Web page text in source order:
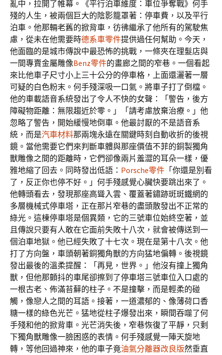
亂中，拉開了帷幕。《平行泊車維度：車位爭奪戰》何手
殘的人生，被兩個巨大的陰影籠罩著：停車費，以及平行
泊車。他那輛老舊的掀背車，彷彿繼承了他所有的駕駛焦
慮，從未在他需要時德系車零件提供過任何幫助。今天，
他面臨的是城市傳說中最恐怖的挑戰，一條夾在理髮店與
一間專賣金屬雕像Benz零件的畫廊之間的窄巷。一個看起
來比他車子尺寸小上三十公分的停車格，上面還灑著一層
可疑的白色粉末。何手殘深吸一口氣。將車子打了倒檔。
他的車載語音系統發出了令人不快的女聲：「警告，後方
障礙物距離：無限趨近於零。」「請考慮放棄治療。」他
忽略了警告，開始緩慢地倒車。他最討厭的不是語音系
統，而是汽車材料那兩塊永遠在關鍵時刻自動收折的後視
鏡。當他需要它們來判斷車體與那座價值不菲的銅製獨角
獸雕像之間的距離時，它們卻像兩片羞澀的耳朵一樣，優
雅地縮了回去。同時發出低語： Porsche零件 「你還是別看
了，反正你也停不好。」何手殘感覺心臟快要跳出來了。
他轉頭看去，發現那座高聳入雲、覆蓋著鏽跡斑斑鐵網的
多層機械式停車塔，正在那片窄巷的盡頭散發出不正常的
綠光。這棟停車塔是個異類，它的三號車位始終空著，並
且傳說只要有人敢在它面前失敗十八次，就會被傳送到一
個泊車地獄。他已經失敗了十七次。現在是第十八次。他
打了方向盤，車頭朝著銅獨角獸的方向猛地偏轉。後視鏡
發出最後的溫柔提醒：「再見，世界。」他沒有撞上獨角
獸，但他那顫抖的車尾卻擦到了停車塔三號車位入口處的
一根古老、佈滿苔蘚的柱子。不是撞擊，而是輕柔的碰
觸，像戀人之間的耳語。接著，一道濃郁的、像薄荷口香
糖一樣的綠色光芒。猛地從柱子爆發出來，瞬間吞噬了何
手殘和他的掀背車。光芒消失後，窄巷恢復了平靜，只剩
下獨角獸雕像一臉困惑的表情。何手殘感覺一陣天旋地
轉，等他回過神來，他的車子竟油氣分離器改良版然垂直